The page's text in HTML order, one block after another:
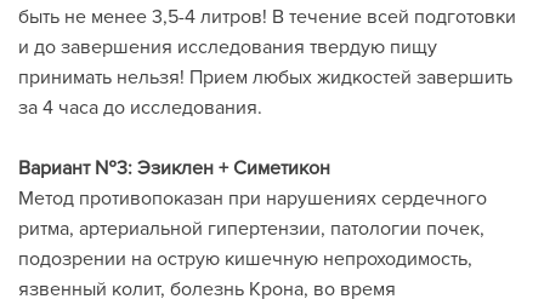
быть не менее 3,5-4 литров! В течение всей подготовки
и до завершения исследования твердую пищу
принимать нельзя! Прием любых жидкостей завершить
за 4 часа до исследования.
Вариант №3: Эзиклен + Симетикон
Метод противопоказан при нарушениях сердечного
ритма, артериальной гипертензии, патологии почек,
подозрении на острую кишечную непроходимость,
язвенный колит, болезнь Крона, во время